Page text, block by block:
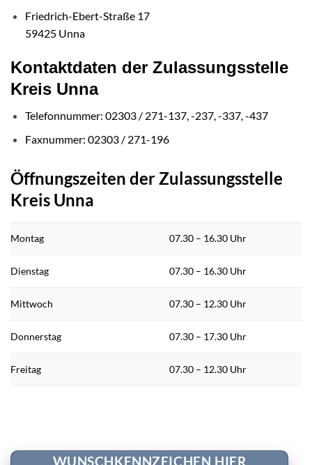
Friedrich-Ebert-Straße 17
59425 Unna
Kontaktdaten der Zulassungsstelle
Kreis Unna
Telefonnummer: 02303 / 271-137, -237, -337, -437
Faxnummer: 02303 / 271-196
Öffnungszeiten der Zulassungsstelle
Kreis Unna
Montag 07.30 – 16.30 Uhr
Dienstag 07.30 – 16.30 Uhr
Mittwoch 07.30 – 12.30 Uhr
Donnerstag 07.30 – 17.30 Uhr
Freitag 07.30 – 12.30 Uhr
WUNSCHKENNZEICHEN HIER